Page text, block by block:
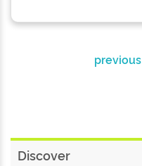
previous
Discover